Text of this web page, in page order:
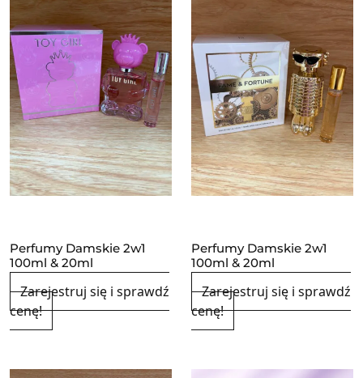
Perfumy Damskie 2w1
100ml & 20ml
Zarejestruj się i sprawdź
cenę!
Perfumy Damskie 2w1
100ml & 20ml
Zarejestruj się i sprawdź
cenę!